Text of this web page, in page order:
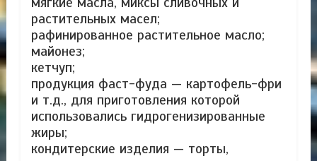
растительных масел;
рафинированное растительное масло;
майонез;
кетчуп;
продукция фаст-фуда — картофель-фри
и т.д., для приготовления которой
использовались гидрогенизированные
жиры;
кондитерские изделия — торты,